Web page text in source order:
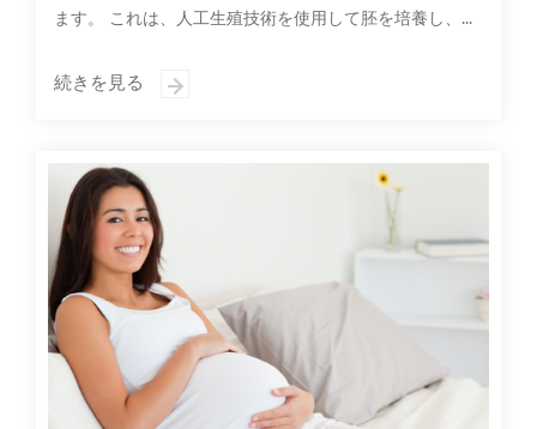
ます。 これは、人工生殖技術を使用して胚を培養し、...
続きを見る